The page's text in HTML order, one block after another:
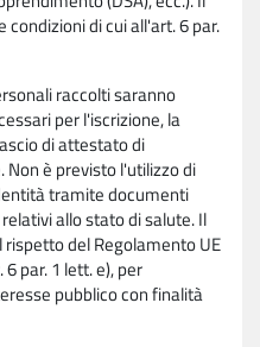
di cui all'art. 6 par.
raccolti saranno
per l'iscrizione, la
di attestato di
è previsto l'utilizzo di
tramite documenti
allo stato di salute. Il
del Regolamento UE
par. 1 lett. e), per
pubblico con finalità